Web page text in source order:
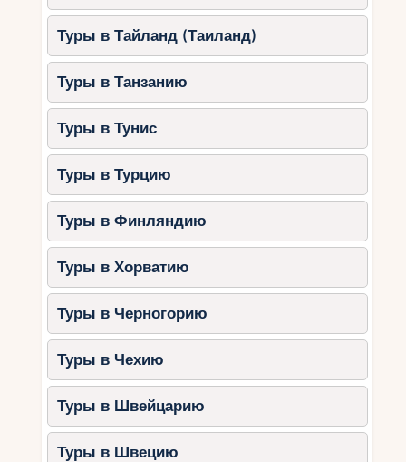
Туры в Тайланд (Таиланд)
Туры в Танзанию
Туры в Тунис
Туры в Турцию
Туры в Финляндию
Туры в Хорватию
Туры в Черногорию
Туры в Чехию
Туры в Швейцарию
Туры в Швецию